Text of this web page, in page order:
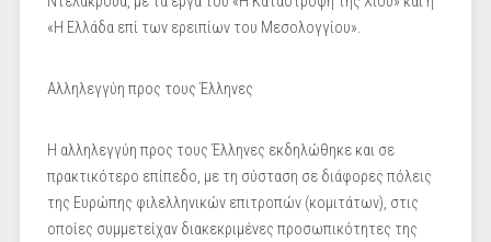
«Η Ελλάδα επί των ερειπίων του Μεσολογγίου».
Αλληλεγγύη προς τους Έλληνες
Η αλληλεγγύη προς τους Έλληνες εκδηλώθηκε και σε
πρακτικότερο επίπεδο, με τη σύσταση σε διάφορες πόλεις
της Ευρώπης φιλελληνικών επιτροπών (κομιτάτων), στις
οποίες συμμετείχαν διακεκριμένες προσωπικότητες της